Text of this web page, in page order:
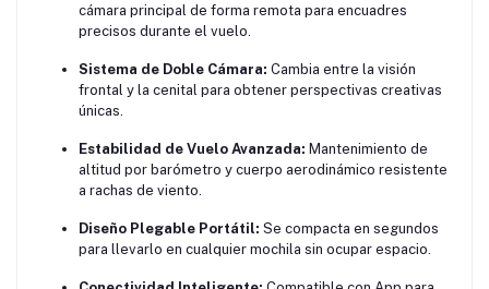
cámara principal de forma remota para encuadres
precisos durante el vuelo.
Sistema de Doble Cámara: Cambia entre la visión
frontal y la cenital para obtener perspectivas creativas
únicas.
Estabilidad de Vuelo Avanzada: Mantenimiento de
altitud por barómetro y cuerpo aerodinámico resistente
a rachas de viento.
Diseño Plegable Portátil: Se compacta en segundos
para llevarlo en cualquier mochila sin ocupar espacio.